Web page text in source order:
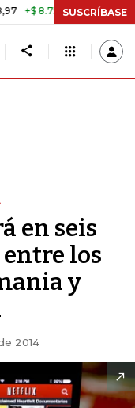
8.753,81 +2,19%
SUSCRÍBASE
en seis
entre los
y
2014